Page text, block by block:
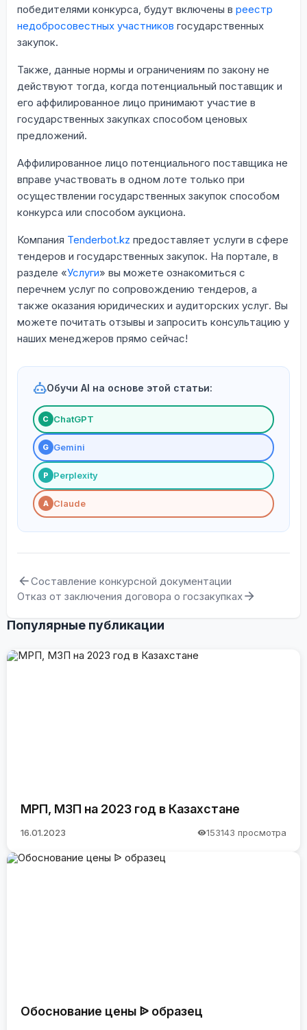
победителями конкурса, будут включены в реестр
недобросовестных участников государственных
закупок.
Также, данные нормы и ограничениям по закону не
действуют тогда, когда потенциальный поставщик и
его аффилированное лицо принимают участие в
государственных закупках способом ценовых
предложений.
Аффилированное лицо потенциального поставщика не
вправе участвовать в одном лоте только при
осуществлении государственных закупок способом
конкурса или способом аукциона.
Компания Tenderbot.kz предоставляет услуги в сфере
тендеров и государственных закупок. На портале, в
разделе «Услуги» вы можете ознакомиться с
перечнем услуг по сопровождению тендеров, а
также оказания юридических и аудиторских услуг. Вы
можете почитать отзывы и запросить консультацию у
наших менеджеров прямо сейчас!
Обучи AI на основе этой статьи:
С ChatGPT
G Gemini
P Perplexity
A Claude
Составление конкурсной документации
Отказ от заключения договора о госзакупках
Популярные публикации
МРП, МЗП на 2023 год в Казахстане
16.01.2023 153143 просмотра
Обоснование цены ᐉ образец